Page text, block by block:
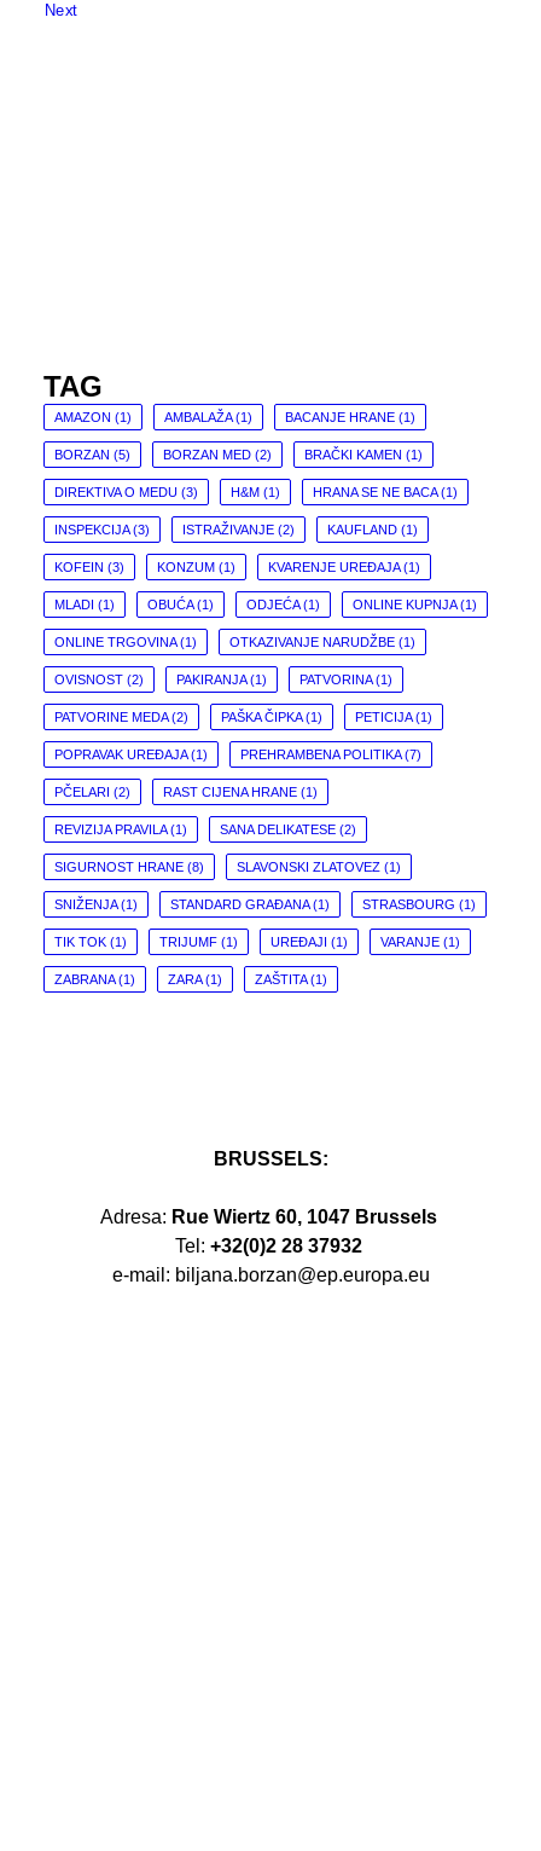
Next
TAG
AMAZON (1) AMBALAŽA(1) BACANJE HRANE (1)
BORZAN (5) BORZAN MED (2) BRAČKI KAMEN (1)
DIREKTIVA O MEDU (3) H&M (1) HRANA SE NE BACA(1)
INSPEKCIJA(3) ISTRAŽIVANJE (2) KAUFLAND (1)
KOFEIN (3) KONZUM (1) KVARENJE UREĐAJA(1)
MLADI (1) OBUĆA(1) ODJEĆA(1) ONLINE KUPNJA(1)
ONLINE TRGOVINA(1) OTKAZIVANJE NARUDŽBE (1)
OVISNOST (2) PAKIRANJA(1) PATVORINA(1)
PATVORINE MEDA(2) PAŠKA ČIPKA(1) PETICIJA(1)
POPRAVAK UREĐAJA(1) PREHRAMBENA POLITIKA(7)
PČELARI (2) RAST CIJENA HRANE (1)
REVIZIJA PRAVILA(1) SANA DELIKATESE (2)
SIGURNOST HRANE (8) SLAVONSKI ZLATOVEZ (1)
SNIŽENJA(1) STANDARD GRAĐANA(1) STRASBOURG (1)
TIK TOK (1) TRIJUMF (1) UREĐAJI (1) VARANJE (1)
ZABRANA(1) ZARA(1) ZAŠTITA(1)
BRUSSELS:
Adresa: Rue Wiertz 60, 1047 Brussels
Tel: +32(0)2 28 37932
e-mail: biljana.borzan@ep.europa.eu